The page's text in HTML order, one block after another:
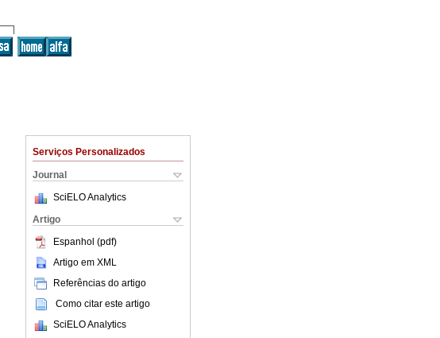
Serviços Personalizados
Journal
SciELO Analytics
Artigo
Espanhol (pdf)
Artigo em XML
Referências do artigo
Como citar este artigo
SciELO Analytics